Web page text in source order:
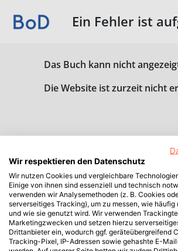
Ein Fehler ist
Das Buch kann nicht
Die Website ist zurzeit nicht
Wir respektieren den Datenschutz
Wir nutzen Cookies und vergleichbare
Einige von ihnen sind essenziell und technisch
verwenden wir Analysemethoden (z. B. Cookies
serverseitiges Tracking), um zu messen, wie
und wie sie genutzt wird. Wir verwenden
Marketingzwecken und setzen hierzu
Drittanbieter ein, wodurch ggf. geräteübergreifend
Tracking-Pixel, IP-Adressen sowie gehashte E-